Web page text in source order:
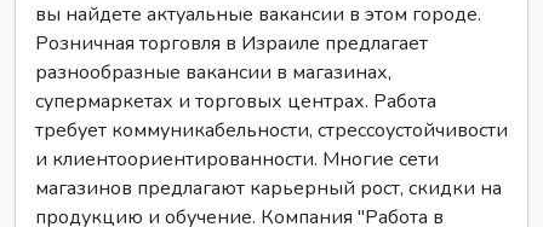
вы найдете актуальные вакансии в этом городе.
Розничная торговля в Израиле предлагает
разнообразные вакансии в магазинах,
супермаркетах и торговых центрах. Работа
требует коммуникабельности, стрессоустойчивости
и клиентоориентированности. Многие сети
магазинов предлагают карьерный рост, скидки на
продукцию и обучение. Компания "Работа в